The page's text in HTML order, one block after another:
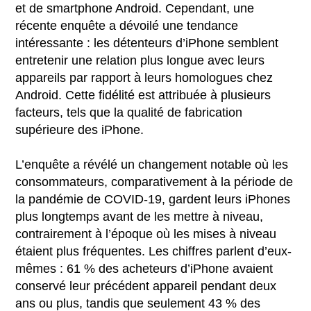
et de smartphone Android. Cependant, une
récente enquête a dévoilé une tendance
intéressante : les détenteurs d’iPhone semblent
entretenir une relation plus longue avec leurs
appareils par rapport à leurs homologues chez
Android. Cette fidélité est attribuée à plusieurs
facteurs, tels que la qualité de fabrication
supérieure des iPhone.
L’enquête a révélé un changement notable où les
consommateurs, comparativement à la période de
la pandémie de COVID-19, gardent leurs iPhones
plus longtemps avant de les mettre à niveau,
contrairement à l’époque où les mises à niveau
étaient plus fréquentes. Les chiffres parlent d’eux-
mêmes : 61 % des acheteurs d’iPhone avaient
conservé leur précédent appareil pendant deux
ans ou plus, tandis que seulement 43 % des